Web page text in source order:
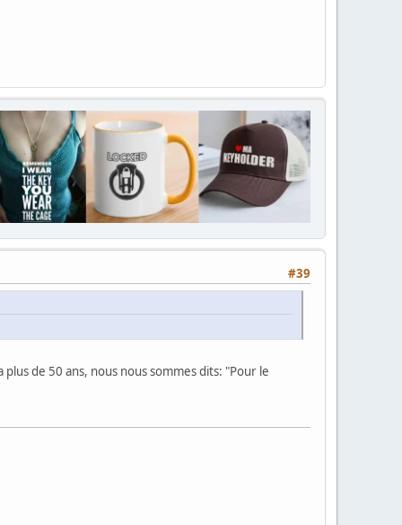
#39
de 50 ans, nous nous sommes dits: "Pour le